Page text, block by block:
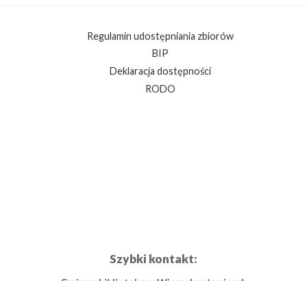
Regulamin udostępniania zbiorów
BIP
Deklaracja dostępności
RODO
Szybki kontakt: